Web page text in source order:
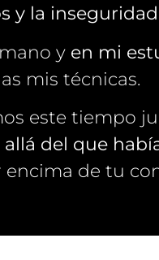
y la
y en mi
mis técnicas.
este tiempo
del que
de tu